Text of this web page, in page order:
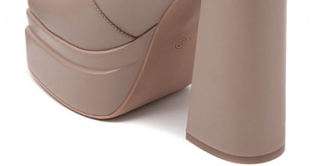
Дамски мокасини на ток и
платформа в бежов цвят- Patriка